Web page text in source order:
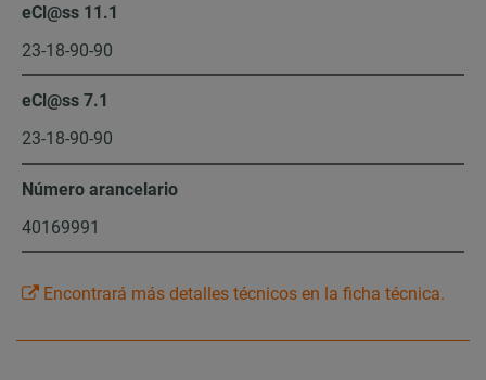
eCl@ss 11.1
23-18-90-90
eCl@ss 7.1
23-18-90-90
Número arancelario
40169991
Encontrará más detalles técnicos en la ficha técnica.